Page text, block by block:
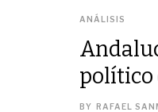
ANÁLISIS
político
BY RAFAEL